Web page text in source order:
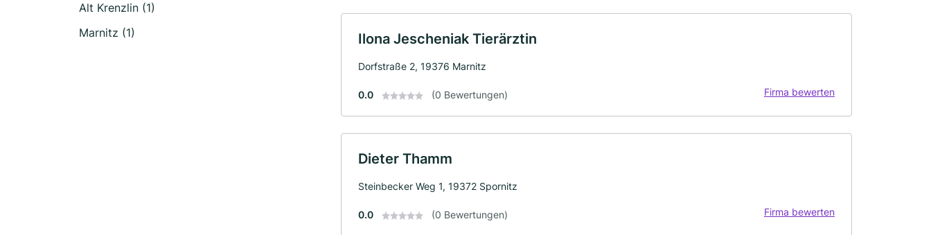
Alt Krenzlin (1)
Marnitz (1)
Ilona Jescheniak Tierärztin
Dorfstraße 2, 19376 Marnitz
0.0 (0 Bewertungen) Firma bewerten
Dieter Thamm
Steinbecker Weg 1, 19372 Spornitz
0.0 (0 Bewertungen) Firma bewerten